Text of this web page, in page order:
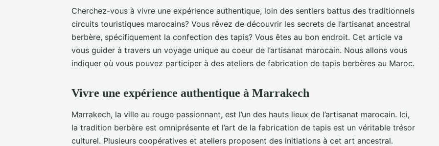
Cherchez-vous à vivre une expérience authentique, loin des sentiers battus des traditionnels
circuits touristiques marocains? Vous rêvez de découvrir les secrets de l’artisanat ancestral
berbère, spécifiquement la confection des tapis? Vous êtes au bon endroit. Cet article va
vous guider à travers un voyage unique au coeur de l’artisanat marocain. Nous allons vous
indiquer où vous pouvez participer à des ateliers de fabrication de tapis berbères au Maroc.
Vivre une expérience authentique à Marrakech
Marrakech, la ville au rouge passionnant, est l’un des hauts lieux de l’artisanat marocain. Ici,
la tradition berbère est omniprésente et l’art de la fabrication de tapis est un véritable trésor
culturel. Plusieurs coopératives et ateliers proposent des initiations à cet art ancestral.